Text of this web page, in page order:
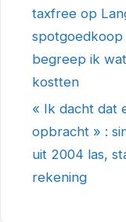
taxfree op
spotgoedkoop
begreep ik
kostten
« Ik dacht dat
opbracht » :
uit 2004 las,
rekening